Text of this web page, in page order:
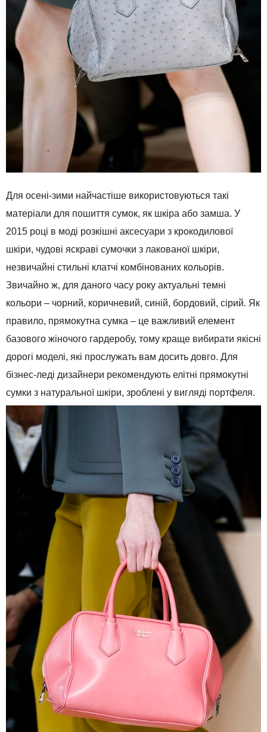
Для осені-зими найчастіше використовуються такі
матеріали для пошиття сумок, як шкіра або замша. У
2015 році в моді розкішні аксесуари з крокодилової
шкіри, чудові яскраві сумочки з лакованої шкіри,
незвичайні стильні клатчі комбінованих кольорів.
Звичайно ж, для даного часу року актуальні темні
кольори – чорний, коричневий, синій, бордовий, сірий. Як
правило, прямокутна сумка – це важливий елемент
базового жіночого гардеробу, тому краще вибирати якісні
дорогі моделі, які прослужать вам досить довго. Для
бізнес-леді дизайнери рекомендують елітні прямокутні
сумки з натуральної шкіри, зроблені у вигляді портфеля.